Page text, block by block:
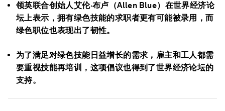
领英联合创始人艾伦·布卢（Allen Blue）在世界经济论
坛上表示，拥有绿色技能的求职者更有可能被录用，而
绿色职位也表现出了韧性。
为了满足对绿色技能日益增长的需求，雇主和工人都需
要重视技能再培训，这项倡议也得到了世界经济论坛的
支持。